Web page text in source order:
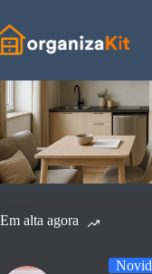
para
o
conteúdo
Em alta agora